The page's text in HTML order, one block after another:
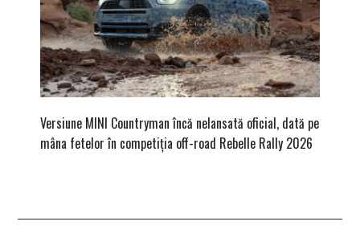
Versiune MINI Countryman încă nelansată oficial, dată pe
mâna fetelor în competiția off-road Rebelle Rally 2026